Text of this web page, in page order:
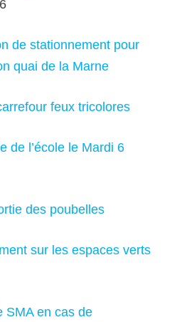
de stationnement pour
quai de la Marne
feux tricolores
de l’école le Mardi 6
des poubelles
sur les espaces verts
SMA en cas de